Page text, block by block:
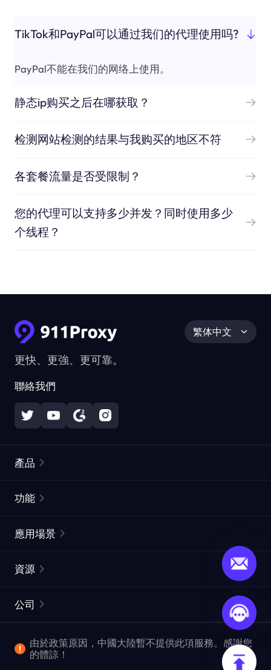
TikTok和PayPal可以通过我们的代理使用吗?
PayPal不能在我们的网络上使用。
静态ip购买之后在哪获取？
检测网站检测的结果与我购买的地区不符
各套餐流量是否受限制？
您的代理可以支持多少并发？同时使用多少
个线程？
更快、更強、更可靠。
聯絡我們
繁体中文
產品
靜態住宅代理
網頁擷取 API
視頻下載 API
功能
ISP代理
ProxySite
應用場景
市場研究
爬行和索引
資源
常見問題解答
位置
公司
企業服務
由於政策原因，中國大陸暫不提供此項服務。感謝您
的體諒！